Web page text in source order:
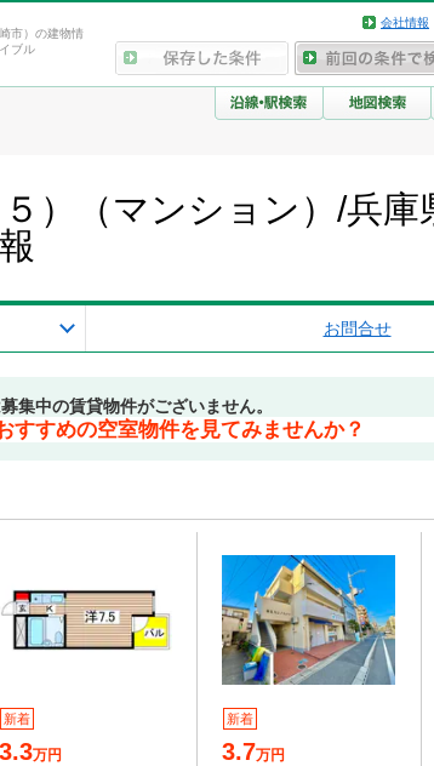
市）の建物情
ブル
会社情報
）（マンション）/兵庫
お問合せ
集中の賃貸物件がございません。
すすめの空室物件を見てみませんか？
新着
3.3万円
新着
3.7万円